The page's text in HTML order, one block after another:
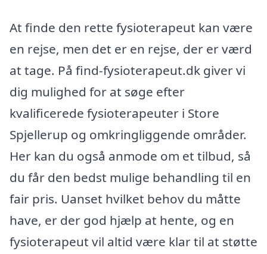
At finde den rette fysioterapeut kan være
en rejse, men det er en rejse, der er værd
at tage. På find-fysioterapeut.dk giver vi
dig mulighed for at søge efter
kvalificerede fysioterapeuter i Store
Spjellerup og omkringliggende områder.
Her kan du også anmode om et tilbud, så
du får den bedst mulige behandling til en
fair pris. Uanset hvilket behov du måtte
have, er der god hjælp at hente, og en
fysioterapeut vil altid være klar til at støtte